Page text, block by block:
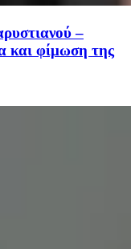
–
και φίμωση της